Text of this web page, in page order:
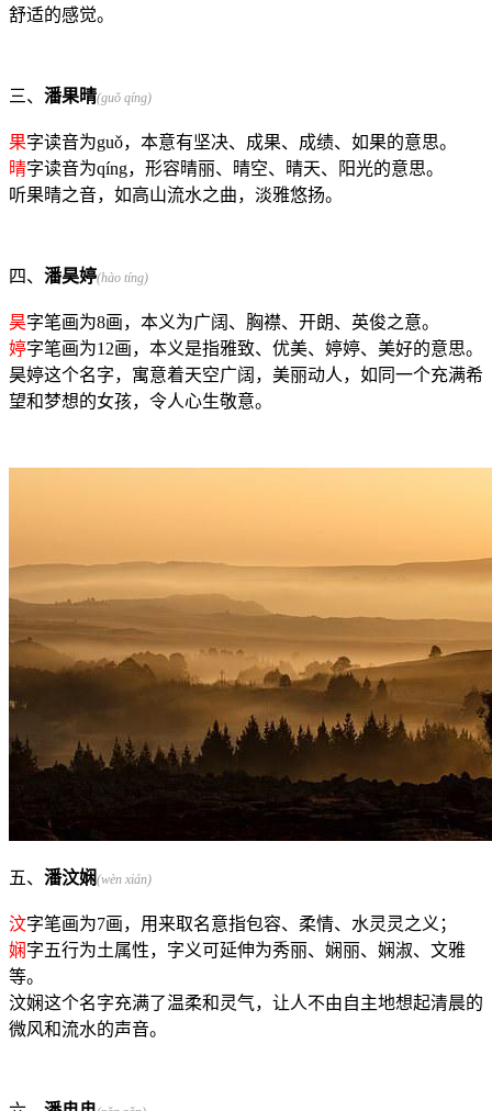
舒适的感觉。
三、 潘果晴(guǒ qíng)
果字读音为guǒ，本意有坚决、成果、成绩、如果的意思。
晴字读音为qíng，形容晴丽、晴空、晴天、阳光的意思。
听果晴之音，如高山流水之曲，淡雅悠扬。
四、 潘昊婷(hào tíng)
昊字笔画为8画，本义为广阔、胸襟、开朗、英俊之意。
婷字笔画为12画，本义是指雅致、优美、婷婷、美好的意思。
昊婷这个名字，寓意着天空广阔，美丽动人，如同一个充满希
望和梦想的女孩，令人心生敬意。
五、 潘汶娴(wèn xián)
汶字笔画为7画，用来取名意指包容、柔情、水灵灵之义；
娴字五行为土属性，字义可延伸为秀丽、娴丽、娴淑、文雅
等。
汶娴这个名字充满了温柔和灵气，让人不由自主地想起清晨的
微风和流水的声音。